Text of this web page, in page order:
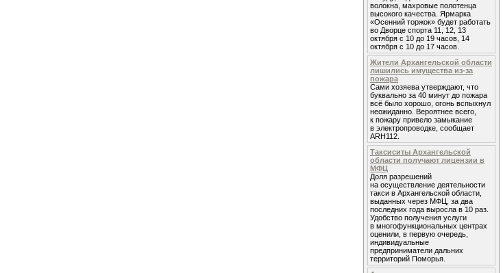
волокна, махровые полотенца
высокого качества. Ярмарка
«Осенний торжок» будет работать
во Дворце спорта 11, 12, 13
октября с 10 до 19 часов, 14
октября с 10 до 17 часов.
Жители Архангельской области
лишились имущества из-за
пожара
Сами хозяева утверждают, что
буквально за 40 минут до пожара
всё было хорошо, огонь вспыхнул
неожиданно. Вероятнее всего,
к пожару привело замыкание
в электропроводке, сообщает
ARH112.
Таксиситы Архангельской
области получают лицензии в
МФЦ
Доля разрешений
на осуществление деятельности
такси в Архангельской области,
выданных через МФЦ, за два
последних года выросла в 10 раз.
Удобство получения услуги
в многофункциональных центрах
оценили, в первую очередь,
индивидуальные
предприниматели дальних
территорий Поморья.